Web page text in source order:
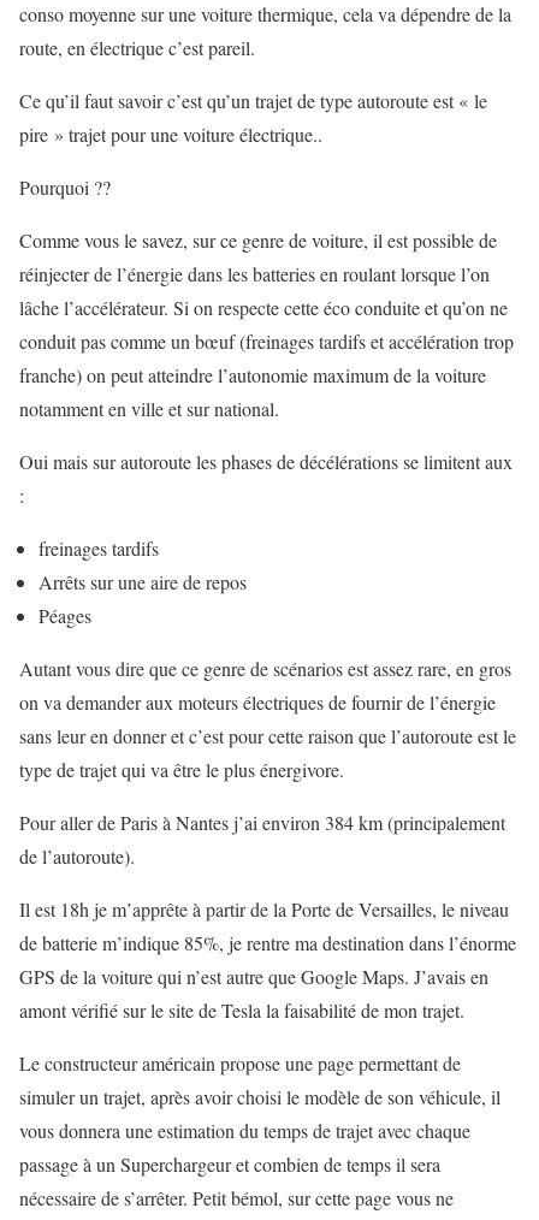
conso moyenne sur une voiture thermique, cela va dépendre de la
route, en électrique c’est pareil.
Ce qu’il faut savoir c’est qu’un trajet de type autoroute est « le
pire » trajet pour une voiture électrique..
Pourquoi ??
Comme vous le savez, sur ce genre de voiture, il est possible de
réinjecter de l’énergie dans les batteries en roulant lorsque l’on
lâche l’accélérateur. Si on respecte cette éco conduite et qu’on ne
conduit pas comme un bœuf (freinages tardifs et accélération trop
franche) on peut atteindre l’autonomie maximum de la voiture
notamment en ville et sur national.
Oui mais sur autoroute les phases de décélérations se limitent aux
:
freinages tardifs
Arrêts sur une aire de repos
Péages
Autant vous dire que ce genre de scénarios est assez rare, en gros
on va demander aux moteurs électriques de fournir de l’énergie
sans leur en donner et c’est pour cette raison que l’autoroute est le
type de trajet qui va être le plus énergivore.
Pour aller de Paris à Nantes j’ai environ 384 km (principalement
de l’autoroute).
Il est 18h je m’apprête à partir de la Porte de Versailles, le niveau
de batterie m’indique 85%, je rentre ma destination dans l’énorme
GPS de la voiture qui n’est autre que Google Maps. J’avais en
amont vérifié sur le site de Tesla la faisabilité de mon trajet.
Le constructeur américain propose une page permettant de
simuler un trajet, après avoir choisi le modèle de son véhicule, il
vous donnera une estimation du temps de trajet avec chaque
passage à un Superchargeur et combien de temps il sera
nécessaire de s’arrêter. Petit bémol, sur cette page vous ne